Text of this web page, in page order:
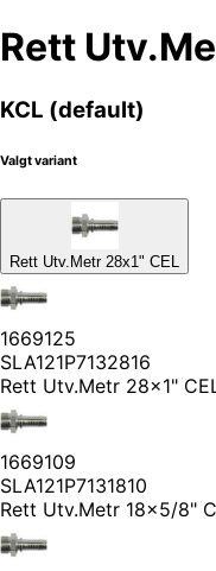
Rett
KCL (default)
Valgt variant
Rett Utv.Metr 28x1" CEL
1669125
SLA121P7132816
Rett Utv.Metr 28x1"
1669109
SLA121P7131810
Rett Utv.Metr 18x5/8"